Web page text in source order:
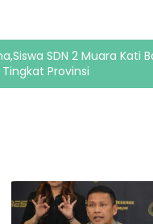
SDN 2 Muara Kati
Provinsi